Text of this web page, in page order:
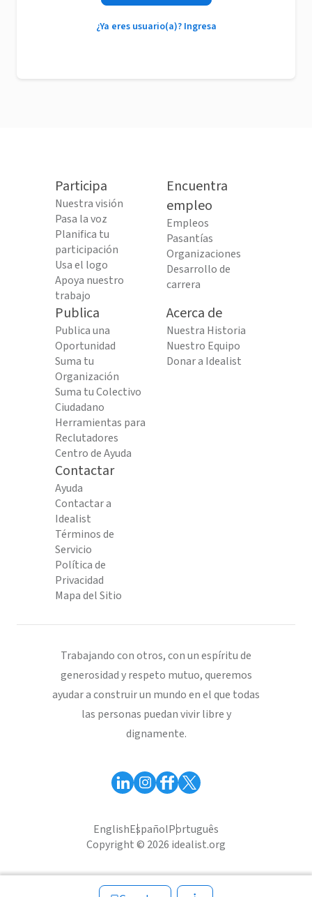
¿Ya eres usuario(a)? Ingresa
Participa
Nuestra visión
Pasa la voz
Planifica tu
participación
Usa el logo
Apoya nuestro
trabajo
Encuentra
empleo
Empleos
Pasantías
Organizaciones
Desarrollo de
carrera
Publica
Publica una
Oportunidad
Suma tu
Organización
Suma tu Colectivo
Ciudadano
Herramientas para
Reclutadores
Centro de Ayuda
Acerca de
Nuestra Historia
Nuestro Equipo
Donar a Idealist
Contactar
Ayuda
Contactar a
Idealist
Términos de
Servicio
Política de
Privacidad
Mapa del Sitio
Trabajando con otros, con un espíritu de
generosidad y respeto mutuo, queremos
ayudar a construir un mundo en el que todas
las personas puedan vivir libre y
dignamente.
EnglishEspañolPortuguês
Copyright © 2026 idealist.org